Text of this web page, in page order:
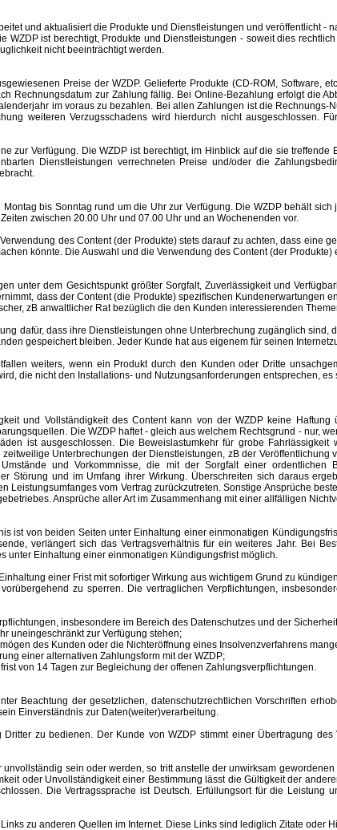
und aktualisiert die Produkte und Dienstleistungen und veröffentlicht -
WZDP ist berechtigt, Produkte und Dienstleistungen - soweit dies
nicht beeinträchtigt werden.
Preise der WZDP. Gelieferte Produkte (CD-ROM, Software,
Rechnungsdatum zur Zahlung fällig. Bei Online-Bezahlung erfolgt die
im voraus zu bezahlen. Bei allen Zahlungen ist die
weiteren Verzugsschadens wird hierdurch nicht ausgeschlossen.
Verfügung. Die WZDP ist berechtigt, im Hinblick auf die sie treffende
Dienstleistungen verrechneten Preise und/oder die
bis Sonntag rund um die Uhr zur Verfügung. Die WZDP behält sich
zwischen 20.00 Uhr und 07.00 Uhr und an Wochenenden vor.
des Content (der Produkte) stets darauf zu achten, dass eine
könnte. Die Auswahl und die Verwendung des Content (der
dem Gesichtspunkt größter Sorgfalt, Zuverlässigkeit und
dass der Content (die Produkte) spezifischen Kundenerwartungen
zB anwaltlicher Rat bezüglich die den Kunden interessierenden
dafür, dass ihre Dienstleistungen ohne Unterbrechung zugänglich sind,
gespeichert bleiben. Jeder Kunde hat aus eigenem für seinen
weiters, wenn ein Produkt durch den Kunden oder Dritte
die nicht den Installations- und Nutzungsanforderungen entsprechen,
und Vollständigkeit des Content kann von der WZDP keine
Die WZDP haftet - gleich aus welchem Rechtsgrund - nur,
ist ausgeschlossen. Die Beweislastumkehr für grobe Fahrlässigkeit
Unterbrechungen der Dienstleistungen, zB der
und Vorkommnisse, die mit der Sorgfalt einer ordentlichen
Störung und im Umfang ihrer Wirkung. Überschreiten sich daraus
Leistungsumfanges vom Vertrag zurückzutreten. Sonstige Ansprüche
Ansprüche aller Art im Zusammenhang mit einer allfälligen
von beiden Seiten unter Einhaltung einer einmonatigen
verlängert sich das Vertragsverhältnis für ein weiteres Jahr. Bei
unter Einhaltung einer einmonatigen Kündigungsfrist möglich.
einer Frist mit sofortiger Wirkung aus wichtigem Grund zu
zu sperren. Die vertraglichen Verpflichtungen,
insbesondere im Bereich des Datenschutzes und der
uneingeschränkt zur Verfügung stehen;
des Kunden oder die Nichteröffnung eines Insolvenzverfahrens
einer alternativen Zahlungsform mit der WZDP;
von 14 Tagen zur Begleichung der offenen Zahlungsverpflichtungen.
der gesetzlichen, datenschutzrechtlichen Vorschriften
Einverständnis zur Daten(weiter)verarbeitung.
zu bedienen. Der Kunde von WZDP stimmt einer Übertragung des
sein oder werden, so tritt anstelle der unwirksam
oder Unvollständigkeit einer Bestimmung lässt die Gültigkeit der
Die Vertragssprache ist Deutsch. Erfüllungsort für die Leistung
zu anderen Quellen im Internet. Diese Links sind lediglich Zitate oder